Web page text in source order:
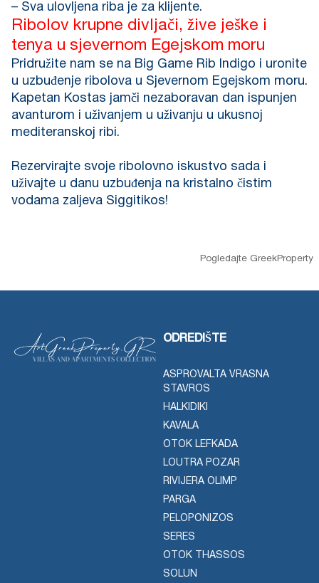
– Sva ulovljena riba je za klijente.
Ribolov krupne divljači, žive ješke i
tenya u sjevernom Egejskom moru
Pridružite nam se na Big Game Rib Indigo i uronite
u uzbuđenje ribolova u Sjevernom Egejskom moru.
Kapetan Kostas jamči nezaboravan dan ispunjen
avanturom i uživanjem u uživanju u ukusnoj
mediteranskoj ribi.
Rezervirajte svoje ribolovno iskustvo sada i
uživajte u danu uzbuđenja na kristalno čistim
vodama zaljeva Siggitikos!
Pogledajte GreekProperty
ODREDIŠTE
ASPROVALTA VRASNA
STAVROS
HALKIDIKI
KAVALA
OTOK LEFKADA
LOUTRA POZAR
RIVIJERA OLIMP
PARGA
PELOPONIZOS
SERES
OTOK THASSOS
SOLUN